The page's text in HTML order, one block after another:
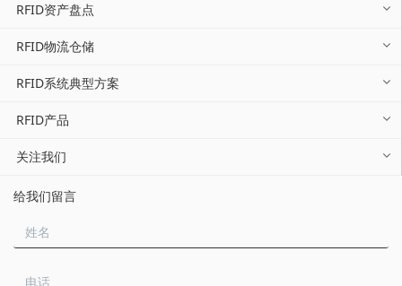
RFID资产盘点
RFID物流仓储
RFID系统典型方案
RFID产品
关注我们
给我们留言